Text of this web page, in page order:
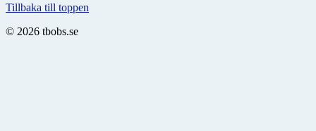
Tillbaka till toppen
© 2026 tbobs.se